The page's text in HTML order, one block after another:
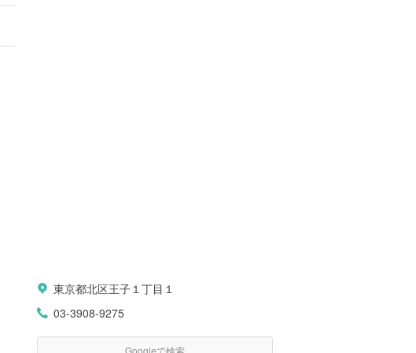
東京都北区王子１丁目１
03-3908-9275
Googleで検索